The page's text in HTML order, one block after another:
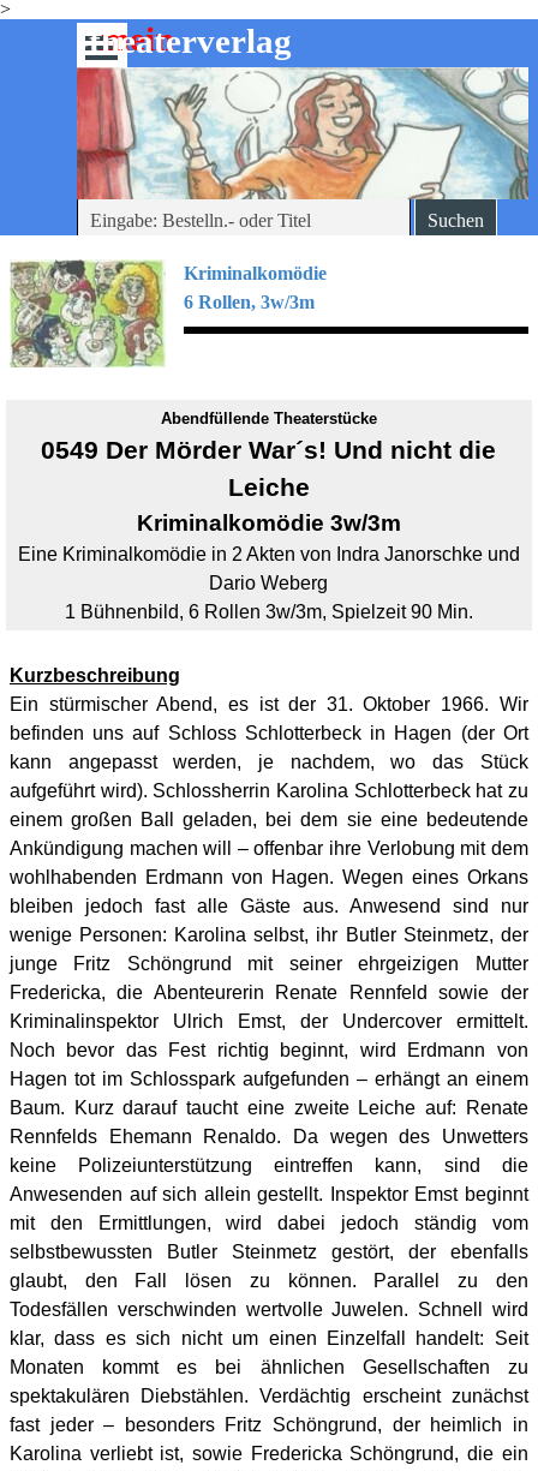
>
Direkt zum Seiteninhalt
-theaterverlag
mein
Menü überspringen
Suchen
Kriminalkomödie
6 Rollen, 3w/3m
Abendfüllende Theaterstücke
0549 Der Mörder War´s! Und nicht die
Leiche
Kriminalkomödie 3w/3m
Eine Kriminalkomödie in 2 Akten von Indra Janorschke und
Dario Weberg
1 Bühnenbild, 6 Rollen 3w/3m, Spielzeit 90 Min.
Kurzbeschreibung
Ein stürmischer Abend, es ist der 31. Oktober 1966. Wir
befinden uns auf Schloss Schlotterbeck in Hagen (der Ort
kann angepasst werden, je nachdem, wo das Stück
aufgeführt wird). Schlossherrin Karolina Schlotterbeck hat zu
einem großen Ball geladen, bei dem sie eine bedeutende
Ankündigung machen will – offenbar ihre Verlobung mit dem
wohlhabenden Erdmann von Hagen. Wegen eines Orkans
bleiben jedoch fast alle Gäste aus. Anwesend sind nur
wenige Personen: Karolina selbst, ihr Butler Steinmetz, der
junge Fritz Schöngrund mit seiner ehrgeizigen Mutter
Fredericka, die Abenteurerin Renate Rennfeld sowie der
Kriminalinspektor Ulrich Emst, der Undercover ermittelt.
Noch bevor das Fest richtig beginnt, wird Erdmann von
Hagen tot im Schlosspark aufgefunden – erhängt an einem
Baum. Kurz darauf taucht eine zweite Leiche auf: Renate
Rennfelds Ehemann Renaldo. Da wegen des Unwetters
keine Polizeiunterstützung eintreffen kann, sind die
Anwesenden auf sich allein gestellt. Inspektor Emst beginnt
mit den Ermittlungen, wird dabei jedoch ständig vom
selbstbewussten Butler Steinmetz gestört, der ebenfalls
glaubt, den Fall lösen zu können. Parallel zu den
Todesfällen verschwinden wertvolle Juwelen. Schnell wird
klar, dass es sich nicht um einen Einzelfall handelt: Seit
Monaten kommt es bei ähnlichen Gesellschaften zu
spektakulären Diebstählen. Verdächtig erscheint zunächst
fast jeder – besonders Fritz Schöngrund, der heimlich in
Karolina verliebt ist, sowie Fredericka Schöngrund, die ein